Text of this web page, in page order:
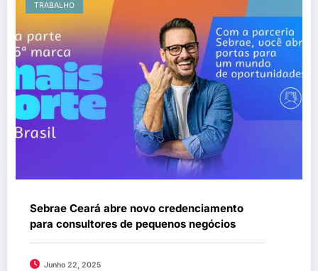
TRABALHO
Sebrae Ceará abre novo credenciamento
para consultores de pequenos negócios
Junho 22, 2025